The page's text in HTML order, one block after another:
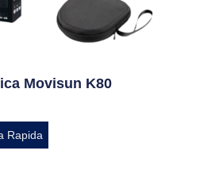
Movisun K80
Rapida